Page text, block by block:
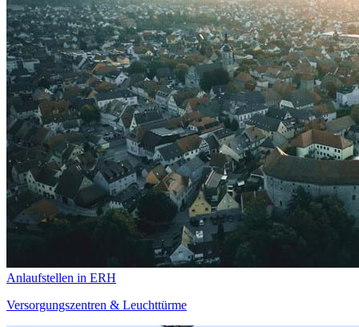
Anlaufstellen in ERH
Versorgungszentren & Leuchttürme